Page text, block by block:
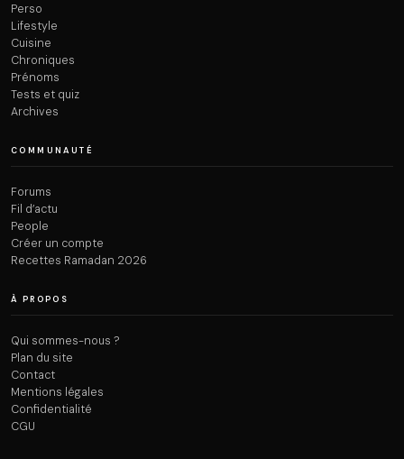
Perso
Lifestyle
Cuisine
Chroniques
Prénoms
Tests et quiz
Archives
COMMUNAUTÉ
Forums
Fil d’actu
People
Créer un compte
Recettes Ramadan 2026
À PROPOS
Qui sommes-nous ?
Plan du site
Contact
Mentions légales
Confidentialité
CGU